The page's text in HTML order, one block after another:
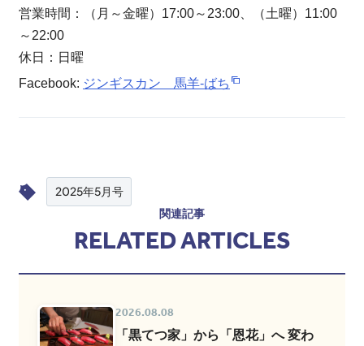
営業時間：（月～金曜）17:00～23:00、（土曜）11:00
～22:00
休日：日曜
Facebook: ジンギスカン 馬羊-ばち
2025年5月号
関連記事
RELATED ARTICLES
2026.08.08
「黒てつ家」から「恩花」へ 変わ